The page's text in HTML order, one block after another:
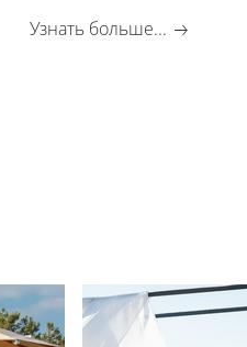
Узнать больше...